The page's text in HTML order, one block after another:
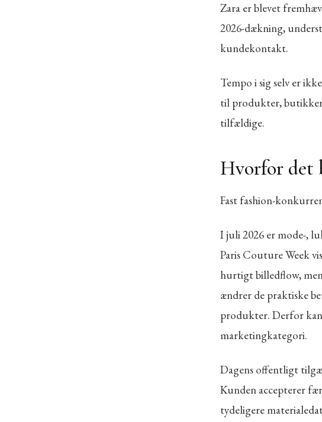
Zara er blevet
2026-dækning,
kundekontakt.
Tempo i sig selv er
til produkter, butikker
tilfældige.
Hvorfor det
Fast fashion-
I juli 2026 er mode-,
Paris Couture Week
hurtigt billedflow,
ændrer de praktiske
produkter. Derfor
marketingkategori.
Dagens offentligt
Kunden accepterer
tydeligere